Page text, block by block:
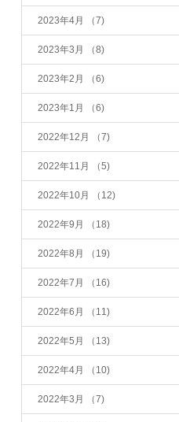
2023年4月 （7)
2023年3月 （8)
2023年2月 （6)
2023年1月 （6)
2022年12月 （7)
2022年11月 （5)
2022年10月 （12)
2022年9月 （18)
2022年8月 （19)
2022年7月 （16)
2022年6月 （11)
2022年5月 （13)
2022年4月 （10)
2022年3月 （7)